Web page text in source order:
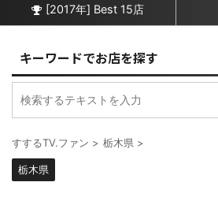
[2017年] Best 15店
キーワードでお店を探す
すするTV.ファン > 栃木県 >
栃木県